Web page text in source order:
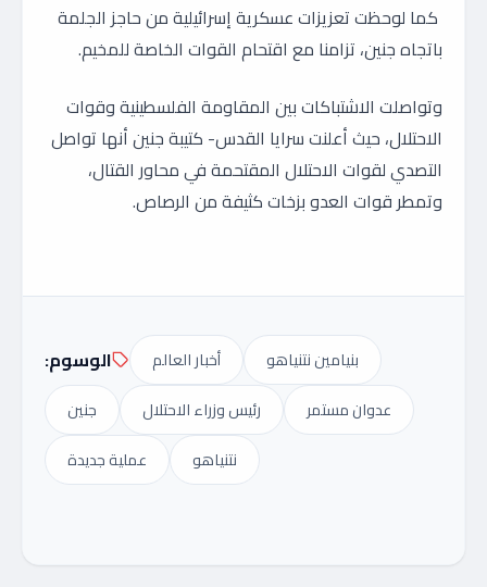
كما لوحظت تعزيزات عسكرية إسرائيلية من حاجز الجلمة
باتجاه جنين، تزامنا مع اقتحام القوات الخاصة للمخيم.
وتواصلت الاشتباكات بين المقاومة الفلسطينية وقوات
الاحتلال، حيث أعلنت سرايا القدس- كتيبة جنين أنها تواصل
التصدي لقوات الاحتلال المقتحمة في محاور القتال،
وتمطر قوات العدو بزخات كثيفة من الرصاص.
الوسوم: أخبار العالم
بنيامين نتنياهو
جنين
رئيس وزراء الاحتلال
عدوان مستمر
عملية جديدة
نتنياهو